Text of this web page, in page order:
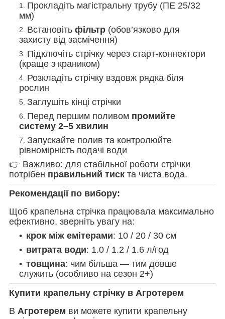
Прокладіть магістральну трубу (ПЕ 25/32
мм)
Встановіть фільтр (обов’язково для
захисту від засмічення)
Підключіть стрічку через старт-коннектори
(краще з краником)
Розкладіть стрічку вздовж рядка біля
рослин
Заглушіть кінці стрічки
Перед першим поливом промийте
систему 2–5 хвилин
Запускайте полив та контролюйте
рівномірність подачі води
👉 Важливо: для стабільної роботи стрічки
потрібен правильний тиск та чиста вода.
Рекомендації по вибору:
Щоб крапельна стрічка працювала максимально
ефективно, зверніть увагу на:
крок між емітерами: 10 / 20 / 30 см
витрата води: 1.0 / 1.2 / 1.6 л/год
товщина: чим більша — тим довше
служить (особливо на сезон 2+)
Купити крапельну стрічку в Агротерем
В Агротерем ви можете купити крапельну